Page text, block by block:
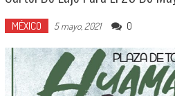
MÉXICO 5 mayo, 2021 0